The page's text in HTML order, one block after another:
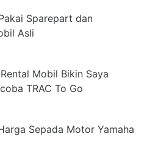
Sparepart dan
Asli
Mobil Bikin Saya
TRAC To Go
Sepada Motor Yamaha